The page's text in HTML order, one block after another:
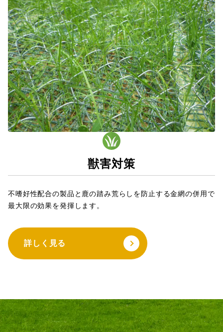
獣害対策
不嗜好性配合の製品と鹿の踏み荒らしを防止する金網の併用で
最大限の効果を発揮します。
詳しく見る